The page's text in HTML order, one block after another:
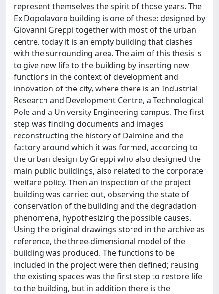
represent themselves the spirit of those years. The
Ex Dopolavoro building is one of these: designed by
Giovanni Greppi together with most of the urban
centre, today it is an empty building that clashes
with the surrounding area. The aim of this thesis is
to give new life to the building by inserting new
functions in the context of development and
innovation of the city, where there is an Industrial
Research and Development Centre, a Technological
Pole and a University Engineering campus. The first
step was finding documents and images
reconstructing the history of Dalmine and the
factory around which it was formed, according to
the urban design by Greppi who also designed the
main public buildings, also related to the corporate
welfare policy. Then an inspection of the project
building was carried out, observing the state of
conservation of the building and the degradation
phenomena, hypothesizing the possible causes.
Using the original drawings stored in the archive as
reference, the three-dimensional model of the
building was produced. The functions to be
included in the project were then defined; reusing
the existing spaces was the first step to restore life
to the building, but in addition there is the